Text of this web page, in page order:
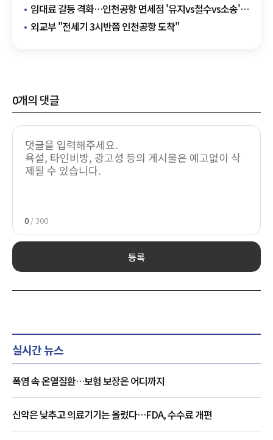
철수…"경영 손실 커"
임대료 갈등 격화…인천공항 면세점 '유지vs철수vs소송'
기로
외교부 "전세기 3시반쯤 인천공항 도착"
0개의 댓글
0 / 300
등록
실시간 뉴스
폭염 속 온열질환…보험 보장은 어디까지
신약은 낮추고 의료기기는 올렸다…FDA, 수수료 개편